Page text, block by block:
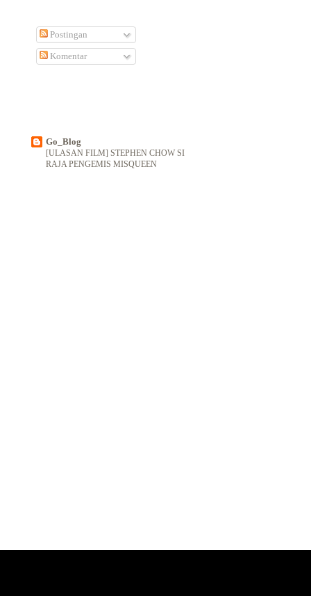
Postingan
Komentar
Go_Blog
[ULASAN FILM] STEPHEN CHOW SI
RAJA PENGEMIS MISQUEEN